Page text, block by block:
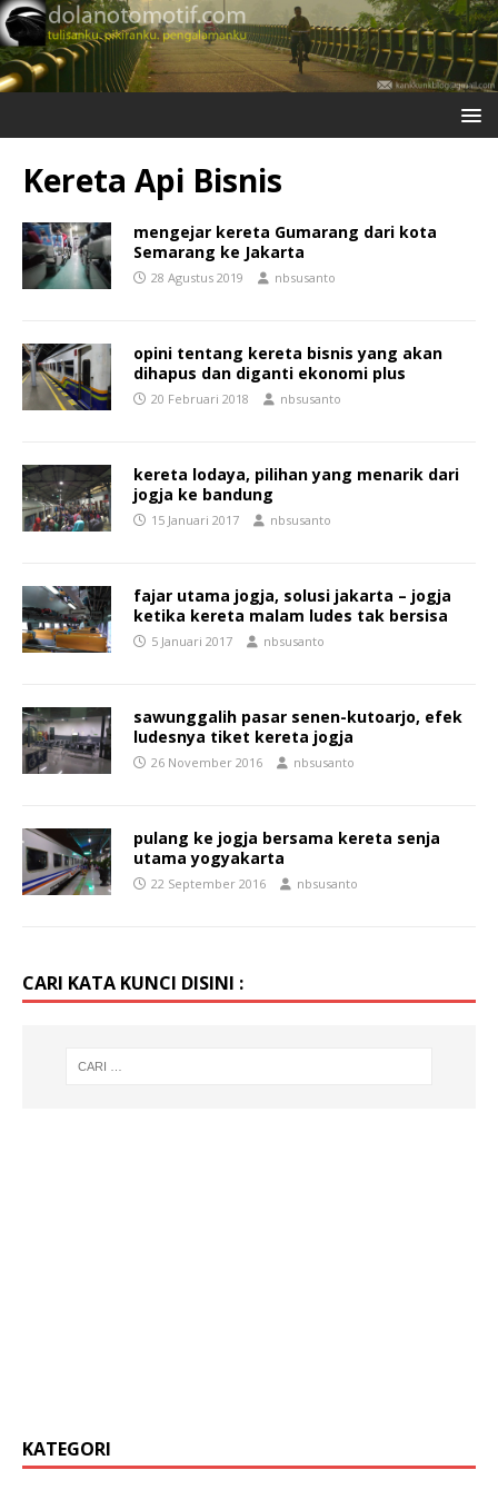
Kereta Api Bisnis
mengejar kereta Gumarang dari kota
Semarang ke Jakarta
28 Agustus 2019 nbsusanto
opini tentang kereta bisnis yang akan
dihapus dan diganti ekonomi plus
20 Februari 2018 nbsusanto
kereta lodaya, pilihan yang menarik dari
jogja ke bandung
15 Januari 2017 nbsusanto
fajar utama jogja, solusi jakarta – jogja
ketika kereta malam ludes tak bersisa
5 Januari 2017 nbsusanto
sawunggalih pasar senen-kutoarjo, efek
ludesnya tiket kereta jogja
26 November 2016 nbsusanto
pulang ke jogja bersama kereta senja
utama yogyakarta
22 September 2016 nbsusanto
CARI KATA KUNCI DISINI :
KATEGORI